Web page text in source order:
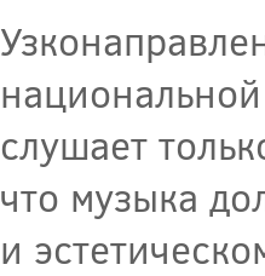
слушает
что музыка
и